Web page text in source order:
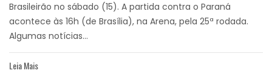
Brasileirão no sábado (15). A partida contra o Paraná
acontece às 16h (de Brasília), na Arena, pela 25ª rodada.
Algumas notícias...
Leia Mais